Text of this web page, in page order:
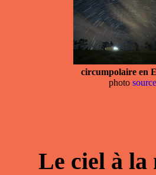
circumpolaire en
photo source
Le ciel à